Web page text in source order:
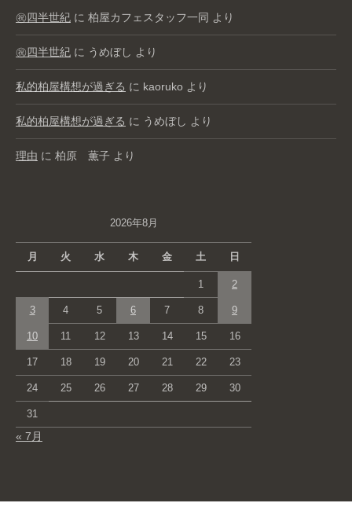
㊗️四半世紀 に 柏屋カフェスタッフ一同 より
㊗️四半世紀 に うめぼし より
私的柏屋構想が過ぎる に kaoruko より
私的柏屋構想が過ぎる に うめぼし より
理由 に 柏原 薫子 より
2026年8月
月 火 水 木 金 土 日
1 2
3 4 5 6 7 8 9
10 11 12 13 14 15 16
17 18 19 20 21 22 23
24 25 26 27 28 29 30
31
« 7月